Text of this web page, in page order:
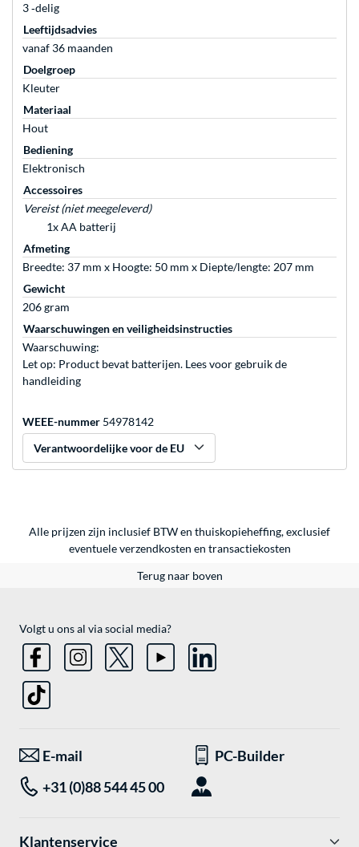
3 ‐delig
Leeftijdsadvies
vanaf 36 maanden
Doelgroep
Kleuter
Materiaal
Hout
Bediening
Elektronisch
Accessoires
Vereist (niet meegeleverd)
1x AA batterij
Afmeting
Breedte: 37 mm x Hoogte: 50 mm x Diepte/lengte: 207 mm
Gewicht
206 gram
Waarschuwingen en veiligheidsinstructies
Waarschuwing:
Let op: Product bevat batterijen. Lees voor gebruik de
handleiding
WEEE-nummer 54978142
Verantwoordelijke voor de EU
Alle prijzen zijn inclusief BTW en thuiskopieheffing, exclusief
eventueleverzendkosten en transactiekosten
Terug naar boven
Volgt u ons al via social media?
E-mail
PC-Builder
+31 (0)88 544 45 00
Klantenservice